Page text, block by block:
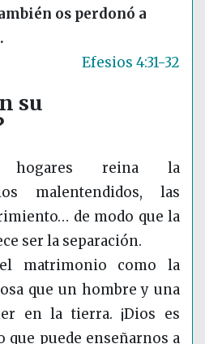
os perdonó a
Efesios 4:31-32
su
hogares reina la
malentendidos, las
de modo que la
ser la separación.
matrimonio como la
que un hombre y una
en la tierra. ¡Dios es
que puede enseñarnos a